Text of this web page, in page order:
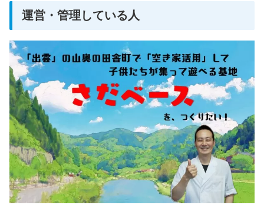
運営・管理している人